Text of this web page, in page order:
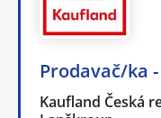
Prodavač/ka
Kaufland Česká